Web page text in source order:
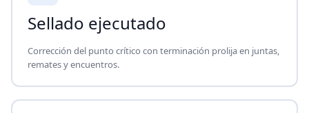
Sellado ejecutado
Corrección del punto crítico con terminación prolija en juntas,
remates y encuentros.